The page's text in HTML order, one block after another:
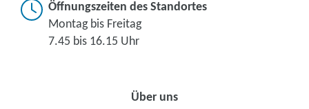
Öffnungszeiten des Standortes
Montag bis Freitag
7.45 bis 16.15 Uhr
Über uns